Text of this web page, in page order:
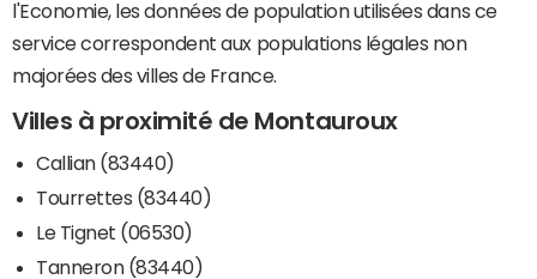
l'Economie, les données de population utilisées dans ce
service correspondent aux populations légales non
majorées des villes de France.
Villes à proximité de Montauroux
Callian (83440)
Tourrettes (83440)
Le Tignet (06530)
Tanneron (83440)